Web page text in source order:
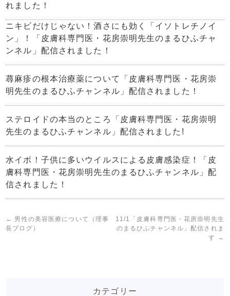
れました！
ニキビだけじゃない！酒さにも効く「イソトレチノイ
ン」！「皮膚科専門医・花房崇明先生のまるひふチャ
ンネル」配信されました！
蕁麻疹の根本治療薬について「皮膚科専門医・花房崇
明先生のまるひふチャンネル」配信されました！
ステロイドの本当のところ「皮膚科専門医・花房崇明
先生のまるひふチャンネル」配信されました!
水イボ！子供に多いウイルスによる皮膚感染症！「皮
膚科専門医・花房崇明先生のまるひふチャンネル」配
信されました！
← 男性の美容医療について（理事
長ブログ）
11/1「皮膚科専門医・花房崇明先生
のまるひふチャンネル」配信されま
す
→
カテゴリー